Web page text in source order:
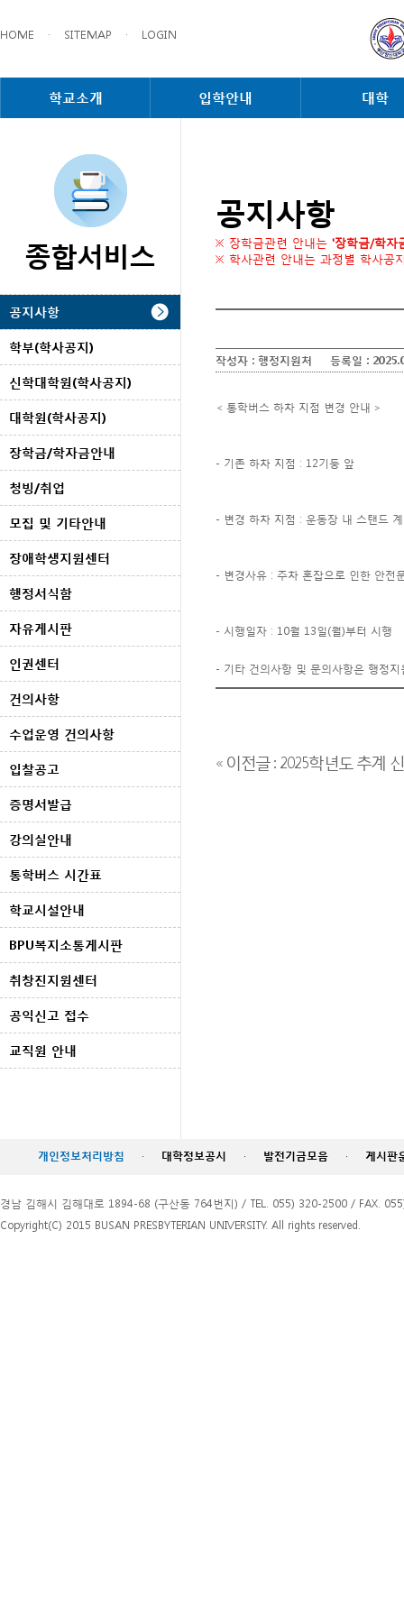
HOME · SITEMAP · LOGIN
학교소개 입학안내 대학
종합서비스
공지사항
학부(학사공지)
신학대학원(학사공지)
대학원(학사공지)
장학금/학자금안내
청빙/취업
모집 및 기타안내
장애학생지원센터
행정서식함
자유게시판
인권센터
건의사항
수업운영 건의사항
입찰공고
증명서발급
강의실안내
통학버스 시간표
학교시설안내
BPU복지소통게시판
취창진지원센터
공익신고 접수
교직원 안내
공지사항
※ 장학금관련 안내는 '장학금/학자
※ 학사관련 안내는 과정별 학사공
작성자 : 행정지원처 등록일 :
< 통학버스 하차 지점 변경 안내 >
- 기존 하차 지점 : 12기둥 앞
- 변경 하차 지점 : 운동장 내 스탠드
- 변경사유 : 주차 혼잡으로 인한 안전
- 시행일자 : 10월 13일(월)부터 시행
- 기타 건의사항 및 문의사항은 행정
« 이전글 : 2025학년도 추계
개인정보처리방침 · 대학정보공시 · 발전기금모음 · 게시판
경남 김해시 김해대로 1894-68 (구산동 764번지) / TEL. 055) 320-2500 / FAX.
Copyright(C) 2015 BUSAN PRESBYTERIAN UNIVERSITY. All rights reserved.